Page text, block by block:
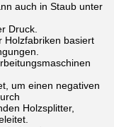
auch in Staub unter
Druck.
Holzfabriken basiert
um einen negativen
Holzsplitter,